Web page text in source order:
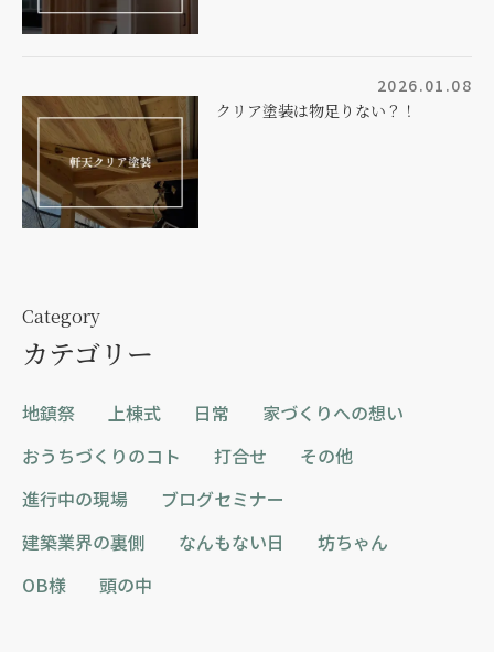
2026.01.08
クリア塗装は物足りない？！
Category
カテゴリー
地鎮祭 上棟式 日常
家づくりへの想い
おうちづくりのコト
打合せ
その他
進行中の現場
ブログセミナー
建築業界の裏側
なんもない日
坊ちゃん
OB様
頭の中